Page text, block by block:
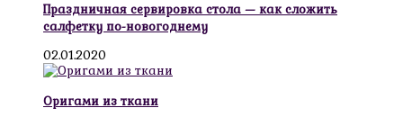
Праздничная сервировка стола — как сложить
салфетку по-новогоднему
02.01.2020
Оригами из ткани